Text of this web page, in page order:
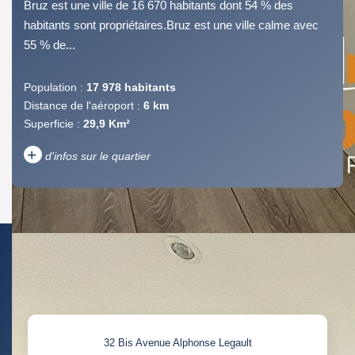
Bruz est une ville de 16 670 habitants dont 54 % des
habitants sont propriétaires.Bruz est une ville calme avec
55 % de...
Population : 17 978 habitants
Distance de l'aéroport : 6 km
Superficie : 29,9 Km²
+ d'infos sur le quartier
DENSITÉ DE POPULATION ENFANTS ET ADOLESCENTS
REVENU MENSUEL PAR
PART DES MÉNAGES SANS
32 Bis Avenue Alphonse Legault